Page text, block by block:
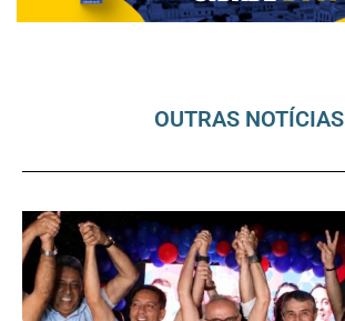
OUTRAS NOTÍCIAS